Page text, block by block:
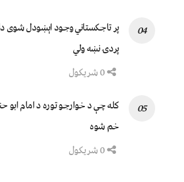
پر تاجکستاني وجود اېښودل شوی
پردۍ نښه ولي
کله چې د خوارجو توره د امام ابو
خم شوه